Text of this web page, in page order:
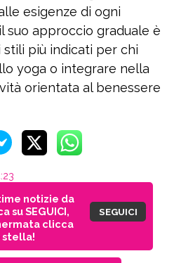
esigenze di ogni
suo approccio graduale è
più indicati per chi
yoga o integrare nella
orientata al benessere
notizie da
su SEGUICI,
clicca
stella!
SEGUICI